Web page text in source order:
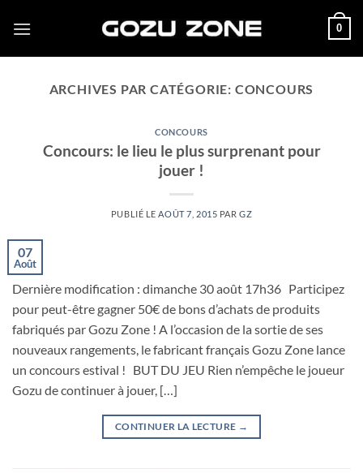
0
ARCHIVES PAR CATÉGORIE: CONCOURS
CONCOURS
Concours: le lieu le plus surprenant pour
jouer !
PUBLIÉ LE AOÛT 7, 2015 PARGZ
07
Août
Dernière modification : dimanche 30 août 17h36 Participez
pour peut-être gagner 50€ de bons d’achats de produits
fabriqués par Gozu Zone ! A l’occasion de la sortie de ses
nouveaux rangements, le fabricant français Gozu Zone lance
un concours estival ! BUT DU JEU Rien n’empêche le joueur
Gozu de continuer à jouer, […]
CONTINUER LA LECTURE →